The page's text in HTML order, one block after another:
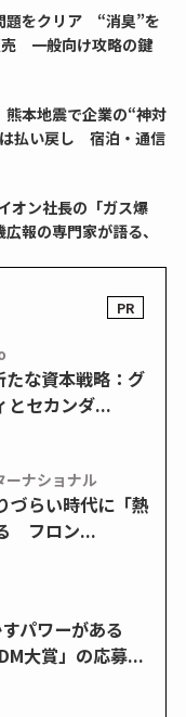
題をクリア “消臭”を
売 一般向け攻略の鍵
本地震で企業の“神対
払い戻し 宿泊・通信
オン社長の「ガス爆
報の専門家が語る、
な資本戦略：グ
とセカンダ...
ーナショナル
づらい時代に「熱
フロン...
パワーがある
大賞」の応募...